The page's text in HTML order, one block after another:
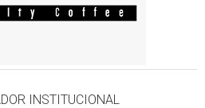
INSTITUCIONAL